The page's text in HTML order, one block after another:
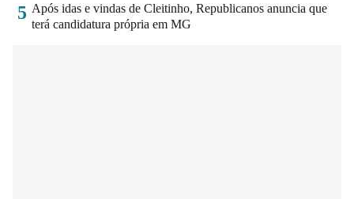
5 Após idas e vindas de Cleitinho, Republicanos anuncia que
terá candidatura própria em MG